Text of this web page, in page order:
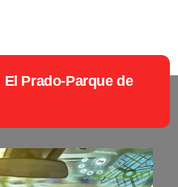
Prado-Parque de